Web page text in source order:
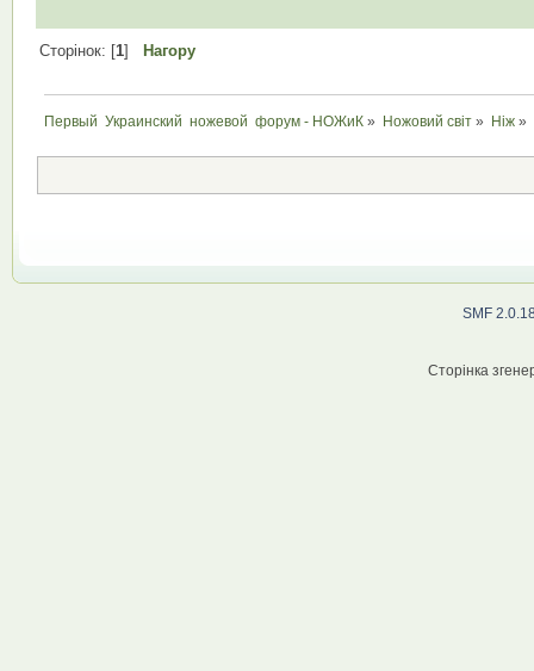
Сторінок: [1] Нагору
Первый  Украинский  ножевой  форум - НОЖиК » Ножовий світ » Ніж »
SMF
Сторінка